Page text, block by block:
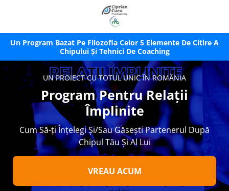
Un Program Bazat Pe Filozofia Celor 5 Elemente De Citire A
Chipului Și Tehnici De Coaching
UN PROIECT CU TOTUL UNIC ÎN ROMÂNIA
Program Pentru Relații
Împlinite
Cum Să-ți Înțelegi Și/Sau Găsești Partenerul După
Chipul Tău Și Al Lui
VREAU ACUM